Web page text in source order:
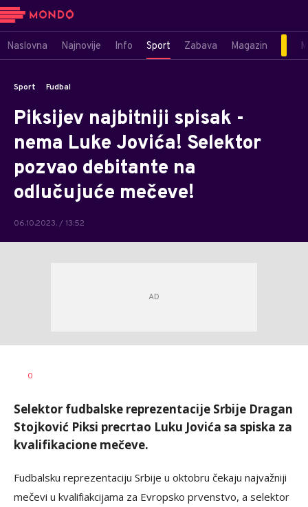
Naslovna Najnovije Info Sport Zabava Magazin
Sport Fudbal
Piksijev najbitniji spisak -
nema Luke Jovića! Selektor
pozvao debitante na
odlučujuće mečeve!
06.10.2023. / 13:52
AUTOR
0
Selektor fudbalske reprezentacije Srbije Dragan
Stojković Piksi precrtao Luku Jovića sa spiska za
kvalifikacione mečeve.
Fudbalsku reprezentaciju Srbije u oktobru čekaju najvažniji
mečevi u kvalifiakcijama za Evropsko prvenstvo, a selektor